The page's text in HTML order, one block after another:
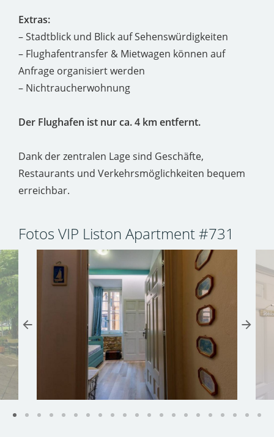
Extras:
– Stadtblick und Blick auf Sehenswürdigkeiten
– Flughafentransfer & Mietwagen können auf
Anfrage organisiert werden
– Nichtraucherwohnung
Der Flughafen ist nur ca. 4 km entfernt.
Dank der zentralen Lage sind Geschäfte,
Restaurants und Verkehrsmöglichkeiten bequem
erreichbar.
Fotos VIP Liston Apartment #731